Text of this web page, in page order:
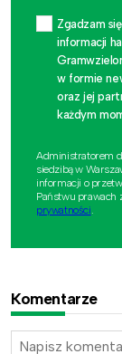
Zgadzam
informacji
w formie
oraz jej
każdym
Administratorem
siedzibą w
informacji o
Państwu prawach
prywatności
Komentarze